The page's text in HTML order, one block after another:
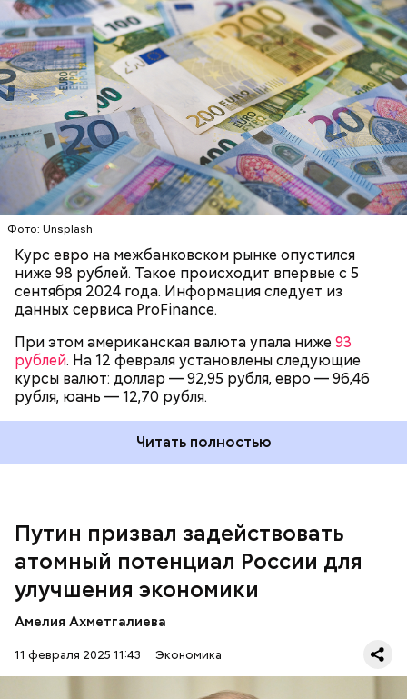
Фото: Unsplash
Курс евро на межбанковском рынке опустился
ниже 98 рублей. Такое происходит впервые с 5
сентября 2024 года. Информация следует из
данных сервиса ProFinance.
При этом американская валюта упала ниже 93
рублей. На 12 февраля установлены следующие
курсы валют: доллар — 92,95 рубля, евро — 96,46
рубля, юань — 12,70 рубля.
До этого заместитель председателя правления
«СДМ-Банка» Эдуард Лушин рассказал, что
февраль станетнепростым месяцемдля рубля. По
его мнению, основными факторами, которые
повлияют на курс, станут колебания цен на нефть и
действия крупных экспортеров. Лушин
подчеркнул, что необходимость адаптироваться к
вновь складывающимся условиям финансового
рынка подстегнет спрос на валюту.
Читать полностью
РОССИЯ ДЕНЬГИ ЕВРО
Путин призвал задействовать
атомный потенциал России для
улучшения экономики
Амелия Ахметгалиева
11 февраля 2025 11:43 Экономика
российского лидера по науке и образованию
Андрей Фурсенко.
Помимо этого, глава РФ отметил, что
взаимодействие атомной отрасли и экономики
поможет повысить обороноспособность и
энергетическую безопасность страны, а также
обеспечит подготовку квалифицированных
кадров, сообщила газета «Известия».